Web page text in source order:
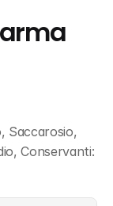
Saccarosio,
Conservanti: